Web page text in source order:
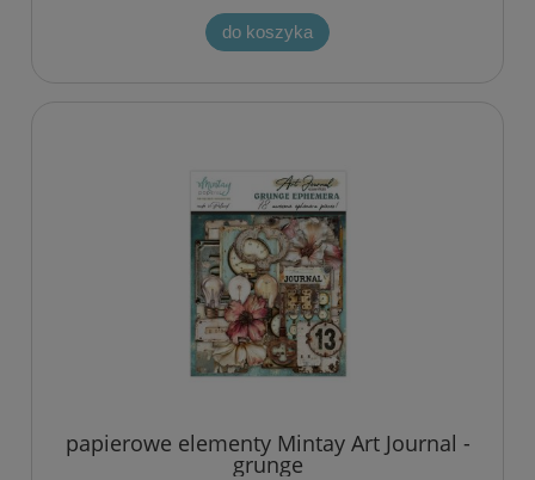
do koszyka
papierowe elementy Mintay Art Journal -
grunge